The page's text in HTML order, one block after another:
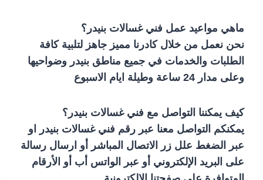
ماهي مواعيد عمل فني غسالات بنيدر؟
نحن نعمل من خلال كادرنا مميز جاهز لتلبية كافة
الطلبات والخدمات في جميع مناطق بنيدر وضواحيها
وعلى مدار 24 ساعة وطيلة ايام الاسبوع
كيف يمكننا التواصل مع فني غسالات بنيدر؟
يمكنكم التواصل معنا عبر رقم فني غسالات بنيدر او
عبر الضغط علل زر الاتصال المباشر أو ارسال رسالة
على البريد الإلكتروني أو عبر الواتس أب أو الأرقام